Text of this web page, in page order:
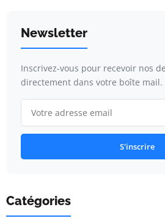
Newsletter
Inscrivez-vous pour recevoir nos
directement dans votre boîte mail.
S'inscrire
Catégories